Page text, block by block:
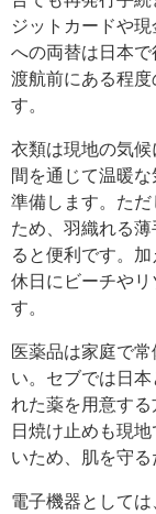
ジットカードや
への両替は日本で
渡航前にある程
す。
衣類は現地の気
間を通じて温暖
準備します。た
ため、羽織れる
ると便利です。
休日にビーチや
す。
医薬品は家庭で
い。セブでは日
れた薬を用意す
日焼け止めも現
いため、肌を守る
電子機器として